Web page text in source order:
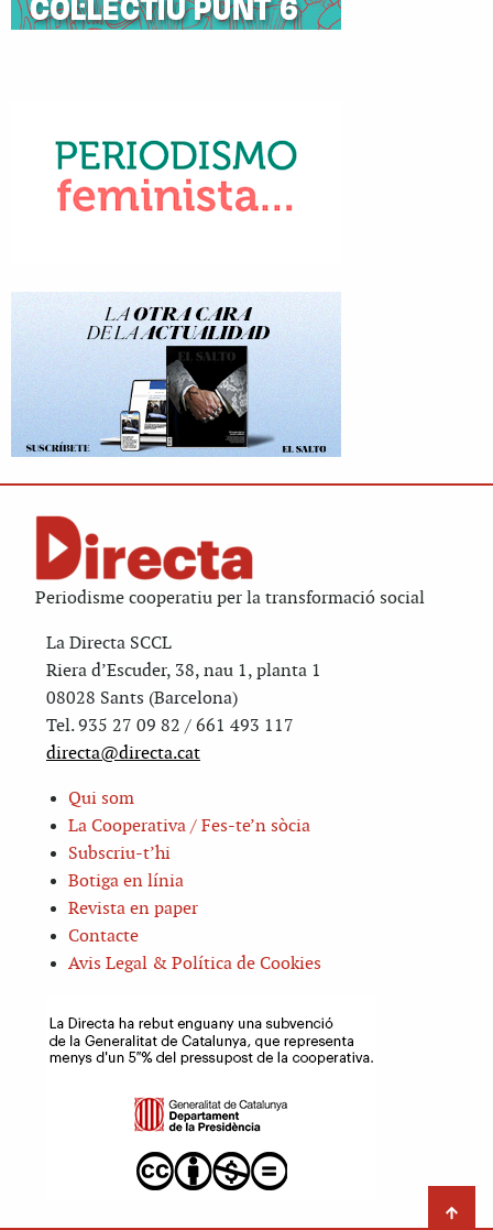
Periodisme cooperatiu per la transformació social
La Directa SCCL
Riera d’Escuder, 38, nau 1, planta 1
08028 Sants (Barcelona)
Tel. 935 27 09 82 / 661 493 117
directa@directa.cat
Qui som
La Cooperativa / Fes-te’n sòcia
Subscriu-t’hi
Botiga en línia
Revista en paper
Contacte
Avis Legal & Política de Cookies